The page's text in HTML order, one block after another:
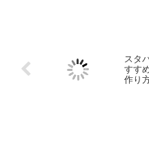
スタ
すす
作り